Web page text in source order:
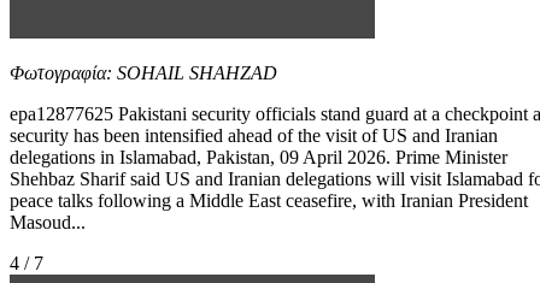
Φωτογραφία: SOHAIL SHAHZAD
epa12877625 Pakistani security officials stand guard at a checkpoint
security has been intensified ahead of the visit of US and Iranian
delegations in Islamabad, Pakistan, 09 April 2026. Prime Minister
Shehbaz Sharif said US and Iranian delegations will visit Islamabad
peace talks following a Middle East ceasefire, with Iranian President
Masoud...
4 / 7